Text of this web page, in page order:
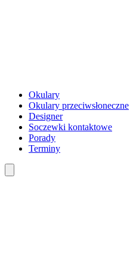
Okulary
Okulary przeciwsłoneczne
Designer
Soczewki kontaktowe
Porady
Terminy